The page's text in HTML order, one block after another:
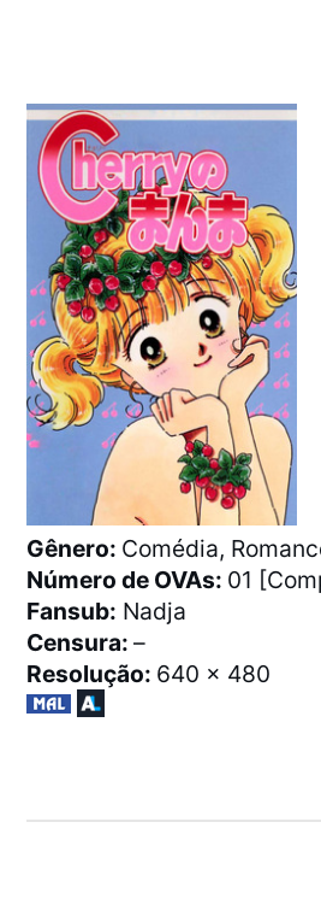
Gênero: Comédia,
Número de OVAs: 01
Fansub: Nadja
Censura:–
Resolução: 640 x 480